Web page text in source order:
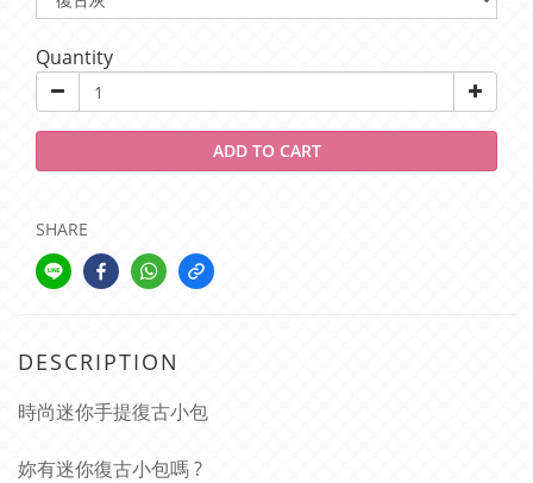
Quantity
ADD TO CART
SHARE
DESCRIPTION
時尚迷你手提復古小包
妳有迷你復古小包嗎 ?